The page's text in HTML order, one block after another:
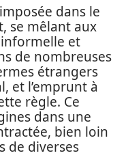
imposée dans le
se mêlant aux
et
de nombreuses
étrangers
et l’emprunt à
règle. Ce
dans une
bien loin
de diverses